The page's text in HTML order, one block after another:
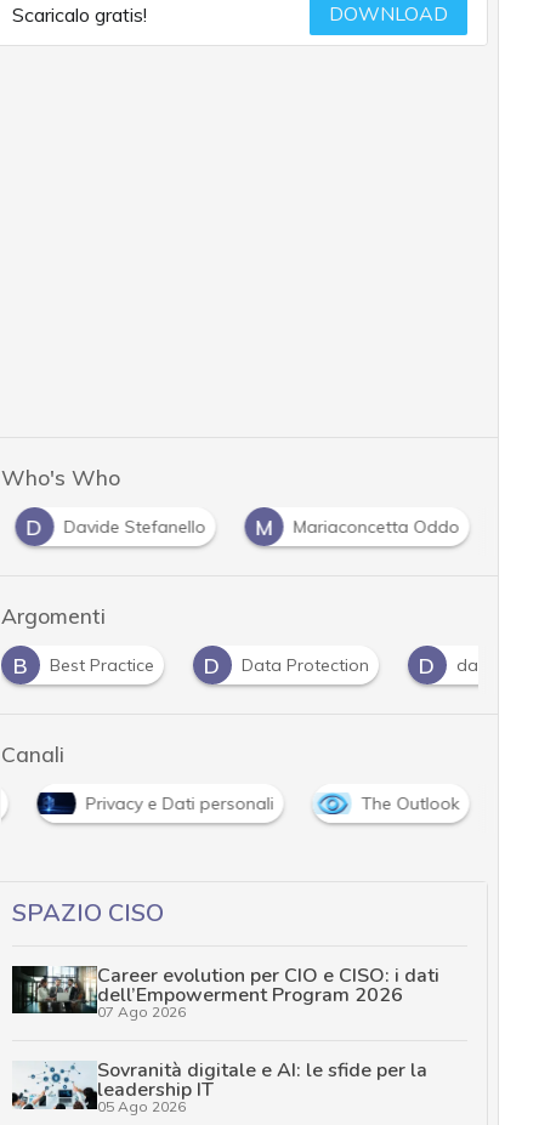
Scaricalo gratis! DOWNLOAD
Who's Who
D Davide Stefanello M Mariaconcetta Oddo
Argomenti
B Best Practice D Data Protection D dati
Canali
Privacy e Dati personali The Outlook
SPAZIO CISO
Career evolution per CIO e CISO: i dati
dell’Empowerment Program 2026
07 Ago 2026
Sovranità digitale e AI: le sfide per la
leadership IT
05 Ago 2026